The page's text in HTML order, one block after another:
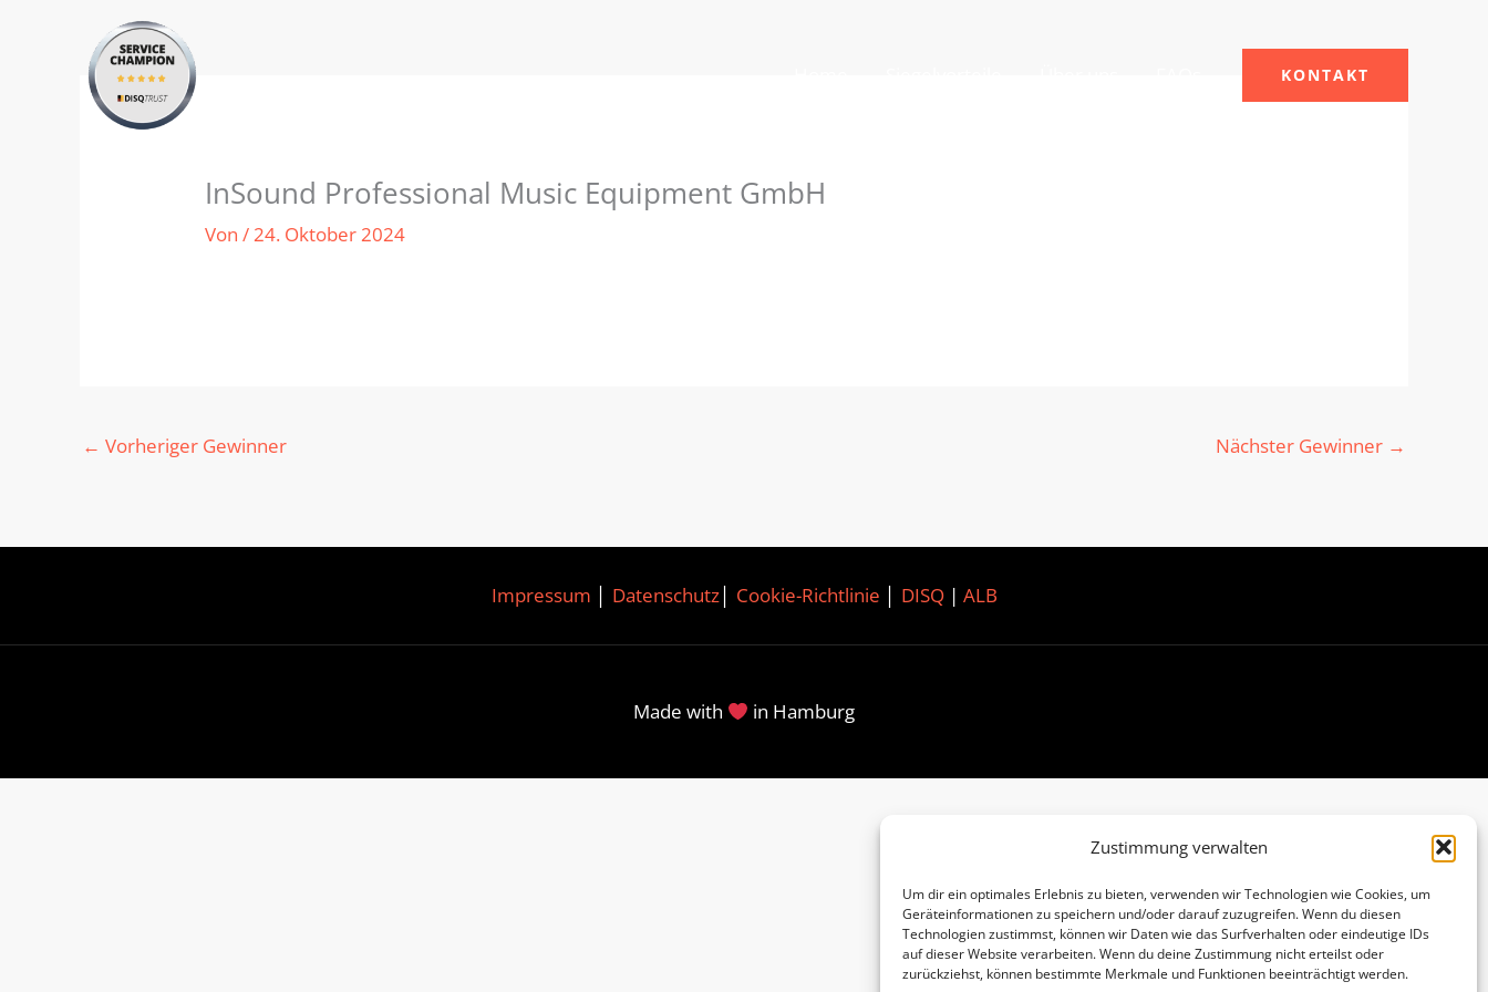
Zustimmung verwalten
Um dir ein optimales Erlebnis zu bieten, verwenden wir Technologien wie Cookies, um
Geräteinformationen zu speichern und/oder darauf zuzugreifen. Wenn du diesen
Technologien zustimmst, können wir Daten wie das Surfverhalten oder eindeutige IDs
auf dieser Website verarbeiten. Wenn du deine Zustimmung nicht erteilst oder
zurückziehst, können bestimmte Merkmale und Funktionen beeinträchtigt werden.
KONTAKT
InSound Professional Music Equipment GmbH
Von/24. Oktober 2024
← Vorheriger Gewinner Nächster Gewinner →
Impressum Datenschutz│ Cookie-Richtlinie DISQ| ALB
Made with in Hamburg